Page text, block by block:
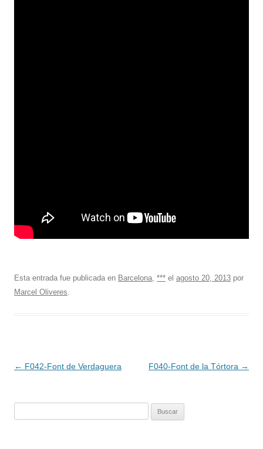
Esta entrada fue publicada en Barcelona, *** el agosto 20, 2013 por
Marcel Oliveres.
Navegación
← F042-Font de Verdaguera F040-Font de la Tórtora →